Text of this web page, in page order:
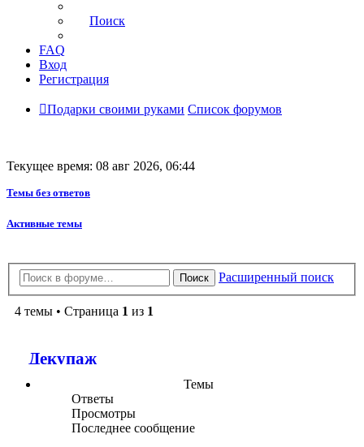
Поиск
FAQ
Вход
Регистрация
Подарки своими руками Список форумов
Текущее время: 08 авг 2026, 06:44
Темы без ответов
Активные темы
Поиск Расширенный поиск
4 темы • Страница 1 из 1
Декупаж
Темы
Ответы
Просмотры
Последнее сообщение